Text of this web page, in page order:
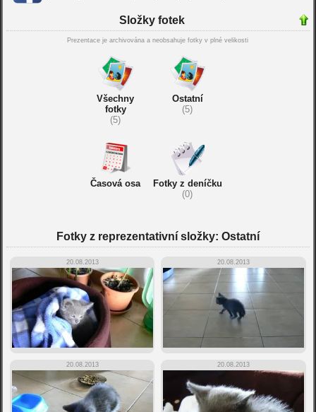
Složky fotek
Prezentace je archivována a neobsahuje fotky v plné velikosti
Všechny
fotky
(5)
Ostatní
(5)
Časová osa
Fotky z deníčku
(0)
Fotky z reprezentativní složky: Ostatní
20.08.2013 20.08.2013
20.08.2013 20.08.2013